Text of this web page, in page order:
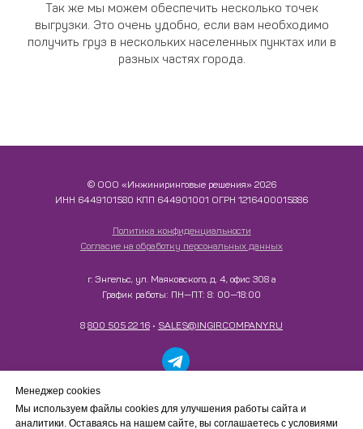
Менеджер cookies
Мы используем файлы cookies для улучшения работы сайта и
аналитики. Оставаясь на нашем сайте, вы соглашаетесь с условиями
Так же мы можем обеспечить несколько точек
выгрузки. Это очень удобно, если вам необходимо
получить груз в нескольких населенных пунктах или в
разных частях города.
© ООО «Инжиниринговые решения» 2026
ИНН​​​​​​​ 6449101580 КПП 644901001 ОГРН 1216400015886
Политика конфиденциальности
Согласие на обработку персональных данных
Работаем только с юридическими лицами в рамках
B2B-сотрудничества. Сайт носит информационный
характер, не является интернет-магазином и не
г. Энгельс, ул. Маяковского, д. 4, офис 308 а
График работы: ПН—ПТ: 8: 00—18:00
8 800 505 22 16 • SALES@INGIRCOMPANY.RU